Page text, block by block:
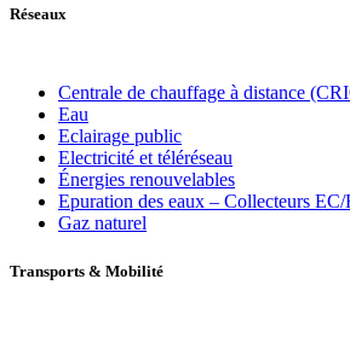
Réseaux
Centrale de chauffage à distance
Eau
Eclairage public
Electricité et téléréseau
Énergies renouvelables
Epuration des eaux – Collecteurs
Gaz naturel
Transports & Mobilité